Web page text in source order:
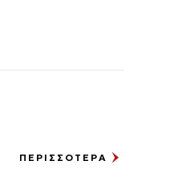
ΠΕΡΙΣΣΟΤΕΡΑ